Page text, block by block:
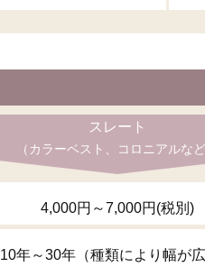
スレート
（カラーベスト、コロニアルな
4,000円～7,000円(税別)
10年～30年（種類により幅が